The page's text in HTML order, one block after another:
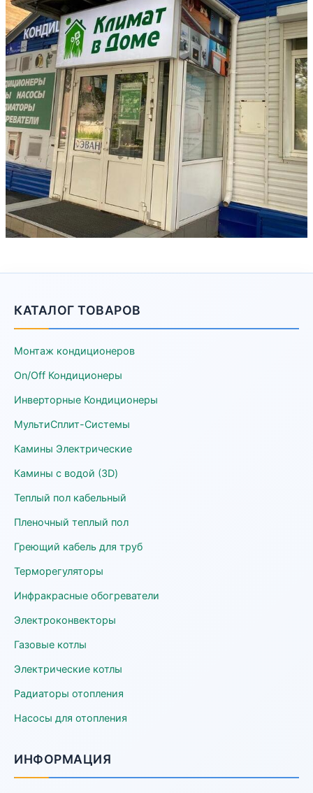
КАТАЛОГ ТОВАРОВ
Монтаж кондиционеров
On/Off Кондиционеры
Инверторные Кондиционеры
МультиСплит-Системы
Камины Электрические
Камины с водой (3D)
Теплый пол кабельный
Пленочный теплый пол
Греющий кабель для труб
Терморегуляторы
Инфракрасные обогреватели
Электроконвекторы
Газовые котлы
Электрические котлы
Радиаторы отопления
Насосы для отопления
ИНФОРМАЦИЯ